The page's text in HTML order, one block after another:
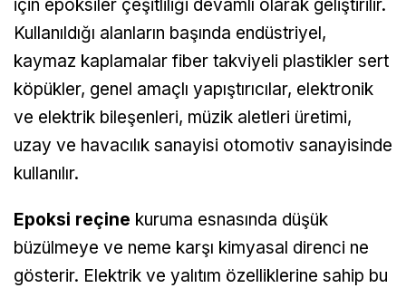
için epoksiler çeşitliliği devamlı olarak geliştirilir.
Kullanıldığı alanların başında endüstriyel,
kaymaz kaplamalar fiber takviyeli plastikler sert
köpükler, genel amaçlı yapıştırıcılar, elektronik
ve elektrik bileşenleri, müzik aletleri üretimi,
uzay ve havacılık sanayisi otomotiv sanayisinde
kullanılır.
Epoksi reçine kuruma esnasında düşük
büzülmeye ve neme karşı kimyasal direnci ne
gösterir. Elektrik ve yalıtım özelliklerine sahip bu